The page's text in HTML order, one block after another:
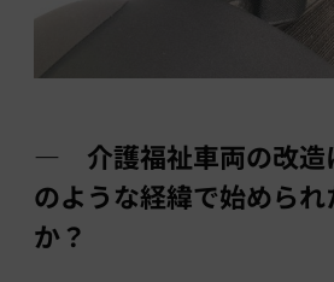
― 介護福祉車両の改造
のような経緯で始められ
か？